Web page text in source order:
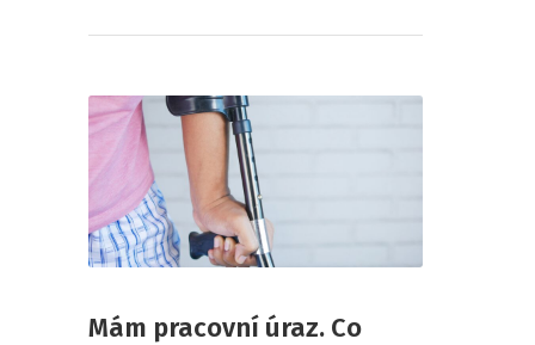
Mám pracovní úraz. Co